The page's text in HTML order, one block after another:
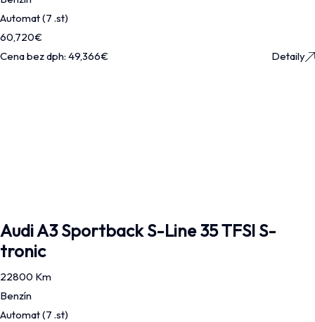
Automat (7 .st)
60,720€
Cena bez dph: 49,366€ Detaily
Audi A3 Sportback S-Line 35 TFSI S-
tronic
22800 Km
Benzín
Automat (7 .st)